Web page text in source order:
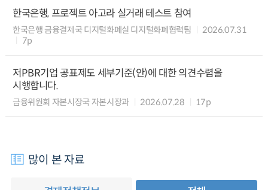
한국은행, 프로젝트 아고라 실거래 테스트 참여
한국은행 금융결제국 디지털화폐실 디지털화폐협력팀
2026.07.31
7p
저PBR기업 공표제도 세부기준(안)에 대한 의견수렴을
시행합니다.
금융위원회 자본시장국 자본시장과 2026.07.28 17p
많이 본 자료